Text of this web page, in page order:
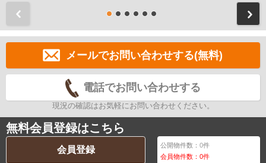
メールでお問い合わせする(無料)
電話でお問い合わせする
現況の確認はお気軽にお問い合わせください。
無料会員登録はこちら
会員登録 公開物件数：0件
会員物件数：0件